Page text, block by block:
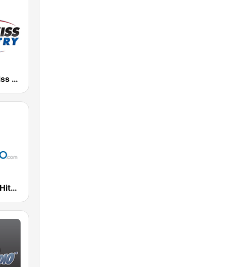
KSKS 93.7 Kiss Country FM
Oldies Hits - Hits Radio